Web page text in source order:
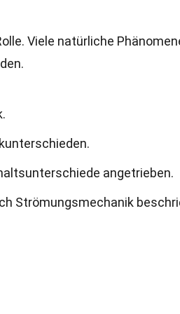
Viele natürliche
angetrieben.
Strömungsmechanik